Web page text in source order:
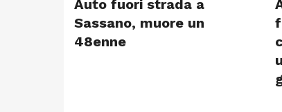
Auto fuori strada a
Sassano, muore un
48enne